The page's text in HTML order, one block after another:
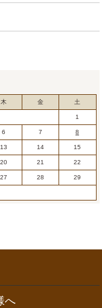
木 金 土
1
6 7 8
13 14 15
20 21 22
27 28 29
へ